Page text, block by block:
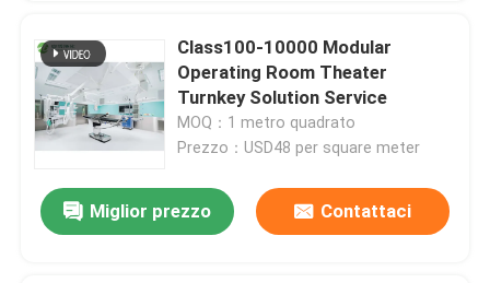
Casa
Class100-10000 Modular
Operating Room Theater
Turnkey Solution Service
MOQ：1 metro quadrato
Prezzo：USD48 per square meter
Miglior prezzo Contattaci